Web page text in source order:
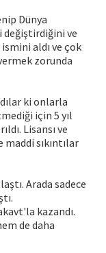
Dünya
değiştirdiğini ve
aldı ve çok
zorunda
ki onlarla
için 5 yıl
Lisansı ve
sıkıntılar
Arada sadece
kazandı.
de daha